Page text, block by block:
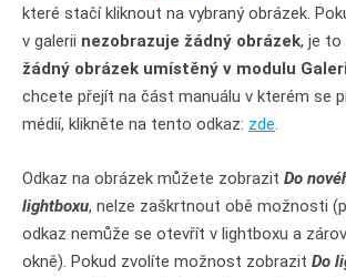
které stačí kliknout na vybraný obrázek.
v galerii nezobrazuje žádný obrázek, je to
žádný obrázek umístěný v modulu
chcete přejít na část manuálu v kterém se
médií, klikněte na tento odkaz: zde
Odkaz na obrázek můžete zobrazit Do
lightboxu, nelze zaškrtnout obě možnosti
odkaz nemůže se otevřít v lightboxu a
okně). Pokud zvolíte možnost zobrazit Do